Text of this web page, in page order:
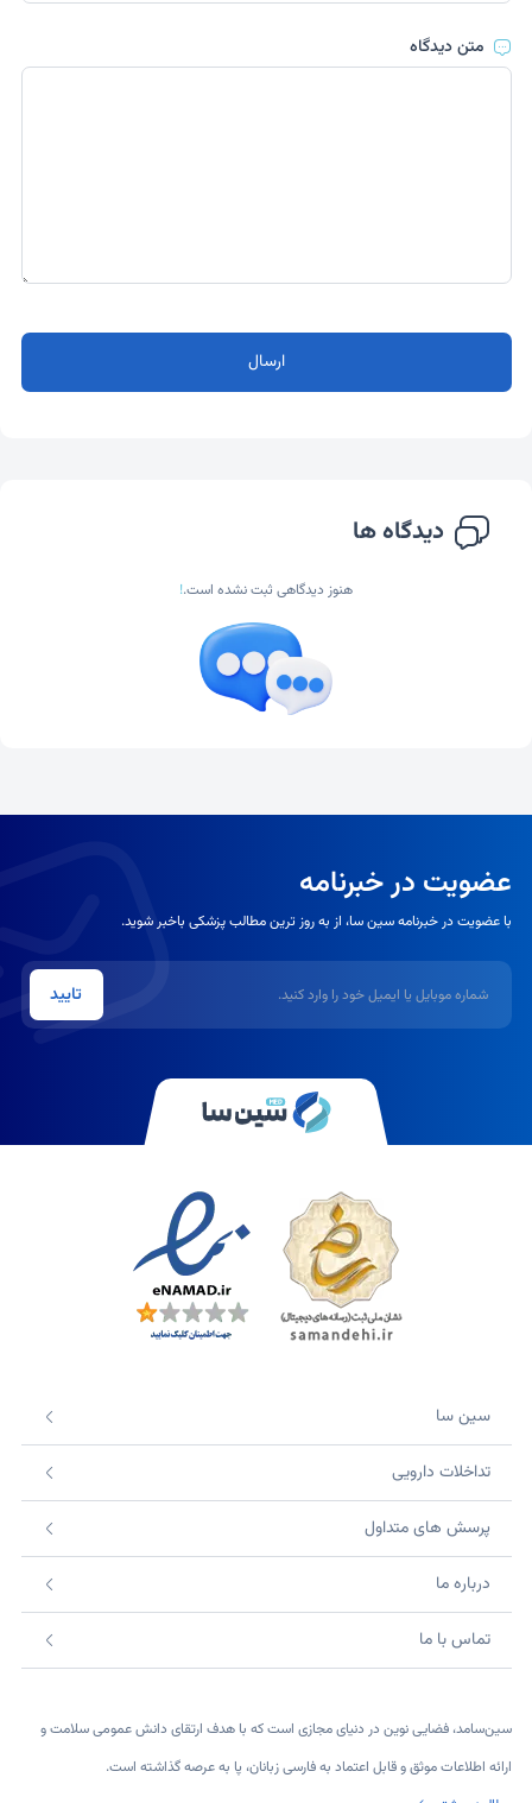
متن دیدگاه
ارسال
دیدگاه ها
هنوز دیدگاهی ثبت نشده است.!
عضویت در خبرنامه
با عضویت در خبرنامه سین سا، از به روز ترین مطالب پزشکی باخبر شوید.
تایید
سین سا
تداخلات دارویی
پرسش های متداول
درباره ما
تماس با ما
سین‌سامد، فضایی نوین در دنیای مجازی است که با هدف ارتقای دانش عمومی سلامت و
ارائه اطلاعات موثق و قابل اعتماد به فارسی زبانان، پا به عرصه گذاشته است.